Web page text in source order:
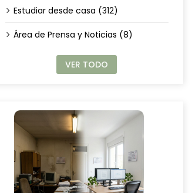
Estudiar desde casa (312)
Área de Prensa y Noticias (8)
VER TODO